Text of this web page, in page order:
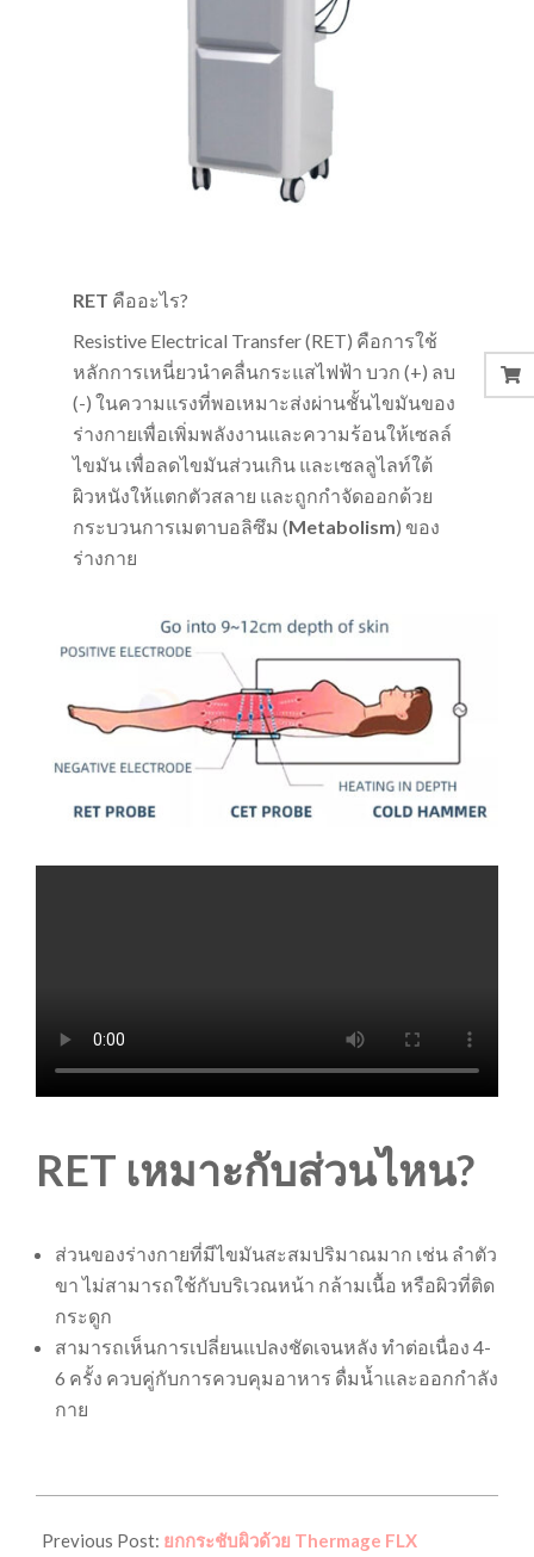
RET คืออะไร?
Resistive Electrical Transfer (RET) คือการใช้
หลักการเหนี่ยวนำคลื่นกระแสไฟฟ้า บวก (+) ลบ
(-) ในความแรงที่พอเหมาะส่งผ่านชั้นไขมันของ
ร่างกายเพื่อเพิ่มพลังงานและความร้อนให้เซลล์
ไขมัน เพื่อลดไขมันส่วนเกิน และเซลลูไลท์ใต้
ผิวหนังให้แตกตัวสลาย และถูกกำจัดออกด้วย
กระบวนการเมตาบอลิซึม (Metabolism) ของ
ร่างกาย
RET เหมาะกับส่วนไหน?
ส่วนของร่างกายที่มีไขมันสะสมปริมาณมาก เช่น ลำตัว
ขา ไม่สามารถใช้กับบริเวณหน้า กล้ามเนื้อ หรือผิวที่ติด
กระดูก
สามารถเห็นการเปลี่ยนแปลงชัดเจนหลัง ทำต่อเนื่อง 4-
6 ครั้ง ควบคู่กับการควบคุมอาหาร ดื่มน้ำและออกกำลัง
กาย
03-
Previous Post: ยกกระชับผิวด้วย Thermage FLX